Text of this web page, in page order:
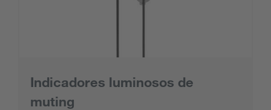
Indicadores luminosos de
muting